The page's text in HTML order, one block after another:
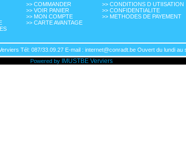
>> COMMANDER
>> VOIR PANIER
>> MON COMPTE
>> CARTE AVANTAGE
>> CONDITIONS D UTIISATION
>> CONFIDENTIALITE
>> METHODES DE PAYEMENT
Tél: 087/33.09.27 E-mail : internet@conradt.be Ouvert du lundi
Powered by
IMUSTBE Verviers